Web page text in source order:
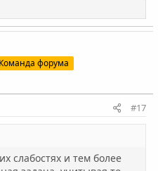
Команда форума
#17
слабостях и тем более